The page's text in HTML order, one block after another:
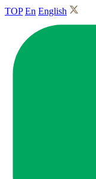
TOP En English